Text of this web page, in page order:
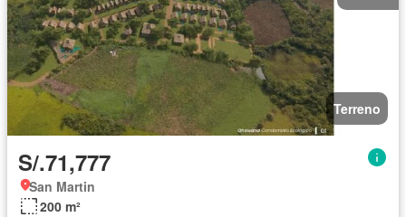
Terreno
S/.71,777
San Martin
200 m²